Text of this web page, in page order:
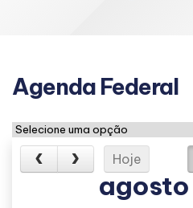
Agenda Federal
Hoje